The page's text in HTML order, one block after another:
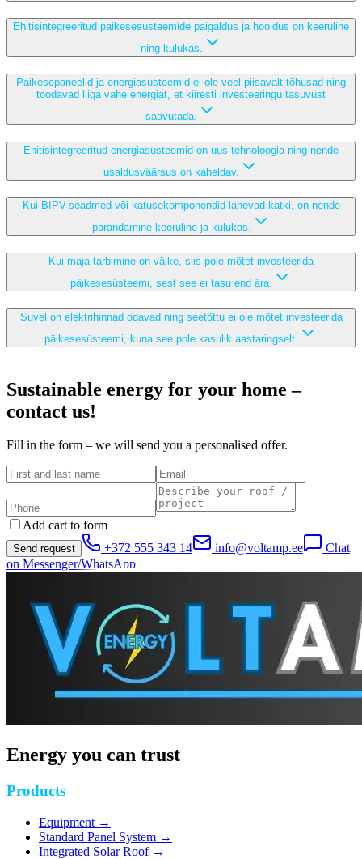
Ehitisintegreeritud päikesesüsteemide paigaldus ja hooldus on keeruline
ning kulukas.
Päikesepaneelid ja energiasüsteemid ei ole veel piisavalt tõhusad ning
toodavad liiga vähe energiat, et kiiresti investeeringu tasuvust
saavutada.
Ehitisintegreeritud energiasüsteemid on uus tehnoloogia ning nende
usaldusväärsus on kaheldav.
Kui BIPV-seadmed või katusekomponendid lähevad katki, on nende
parandamine keeruline ja kulukas.
Kui maja tarbimine on väike, siis pole mõtet investeerida
päikesesüsteemi, sest see ei tasu end ära.
Suvel on elektrihinnad odavad ning seetõttu ei ole mõtet investeerida
päikesesüsteemi, kuna see pole kasulik aastaringselt.
Sustainable energy for your home –
contact us!
Fill in the form – we will send you a personalised offer.
Add cart to form
Send request +372 555 343 14 info@voltamp.ee
Chat
on Messenger/WhatsApp
Energy you can trust
Products
Equipment →
Standard Panel System →
Integrated Solar Roof →